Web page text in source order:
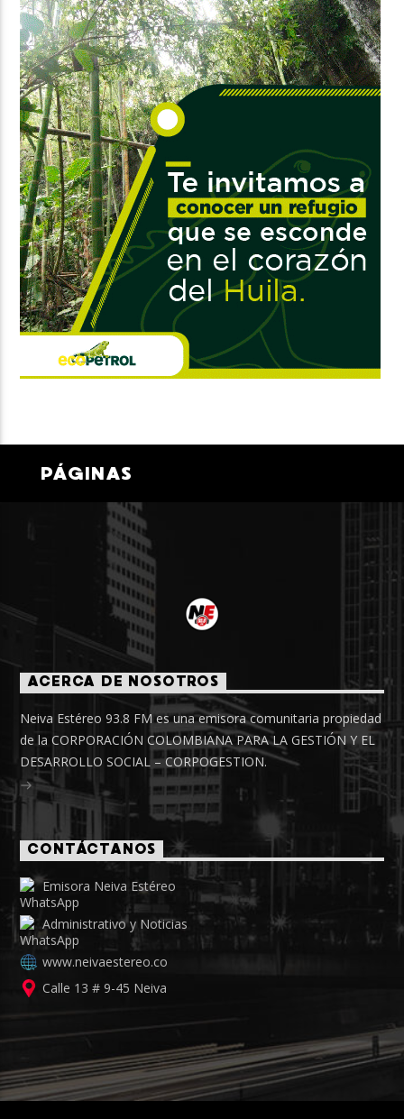
PÁGINAS
ACERCA DE NOSOTROS
Neiva Estéreo 93.8 FM es una emisora comunitaria propiedad
de la CORPORACIÓN COLOMBIANA PARA LA GESTIÓN Y EL
DESARROLLO SOCIAL – CORPOGESTION.
CONTÁCTANOS
Emisora Neiva Estéreo
Administrativo y Noticias
www.neivaestereo.co
Calle 13 # 9-45 Neiva